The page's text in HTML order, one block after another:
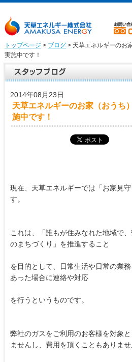
トップページ > ブログ> 天草エネルギーのお
実施中です！
2014年08月23日
天草エネルギーのお家（おうち
施中です！
現在、天草エネルギーでは「お家見
す。
これは、「誰もが住みなれた地域で
のまちづくり」を推進すること
を目的として、日常生活や日常の業
あった場合に連絡や対応
を行うというものです。
弊社のガスをご利用のお客様を対象
ませんし、費用を頂くこともありませ